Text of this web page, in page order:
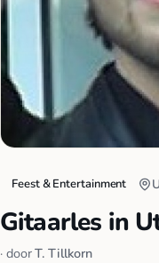
Feest & Entertainment
Gitaarles in
· doorT. Tillkorn